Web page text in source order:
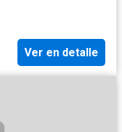
Ver en detalle